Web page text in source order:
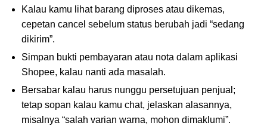
Kalau kamu lihat barang diproses atau dikemas,
cepetan cancel sebelum status berubah jadi “sedang
dikirim”.
Simpan bukti pembayaran atau nota dalam aplikasi
Shopee, kalau nanti ada masalah.
Bersabar kalau harus nunggu persetujuan penjual;
tetap sopan kalau kamu chat, jelaskan alasannya,
misalnya “salah varian warna, mohon dimaklumi”.